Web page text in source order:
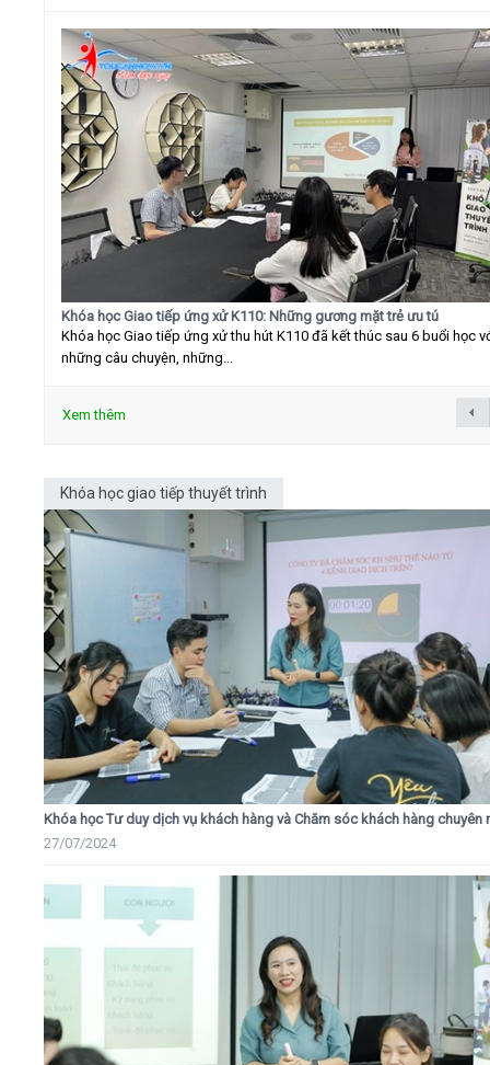
Khóa học Giao tiếp ứng xử K110: Những gương mặt trẻ ưu tú
Khóa học Giao tiếp ứng xử thu hút K110 đã kết thúc sau 6 buổi học
những câu chuyện, những...
Xem thêm
Khóa học giao tiếp thuyết trình
Khóa học Tư duy dịch vụ khách hàng và Chăm sóc khách hàng chuyên
27/07/2024